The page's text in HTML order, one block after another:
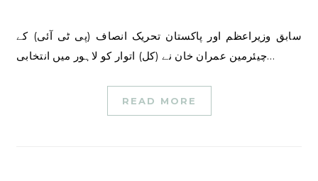
سابق وزیراعظم اور پاکستان تحریک انصاف (پی ٹی آئی) کے
چیئرمین عمران خان نے (کل) اتوار کو لاہور میں انتخابی…
READ MORE